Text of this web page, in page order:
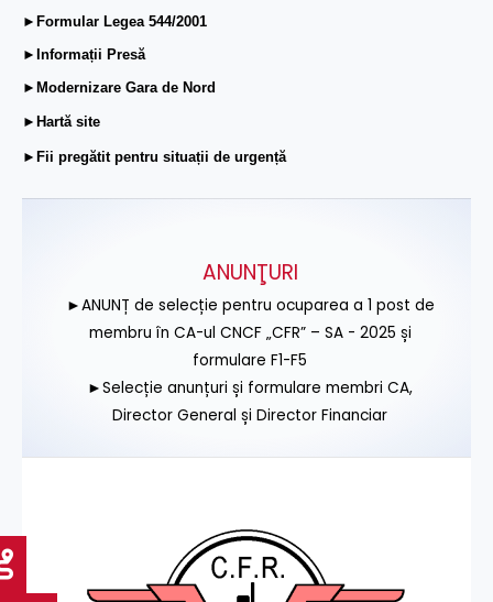
►Formular Legea 544/2001
►Informații Presă
►Modernizare Gara de Nord
►Hartă site
►Fii pregătit pentru situații de urgență
ANUNŢURI
►ANUNȚ de selecție pentru ocuparea a 1 post de
membru în CA-ul CNCF „CFR” – SA - 2025 și
formulare F1-F5
►Selecție anunțuri și formulare membri CA,
Director General și Director Financiar